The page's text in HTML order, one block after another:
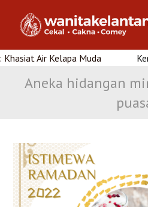
Muda Kerjaya : Kursus
Aneka hidangan